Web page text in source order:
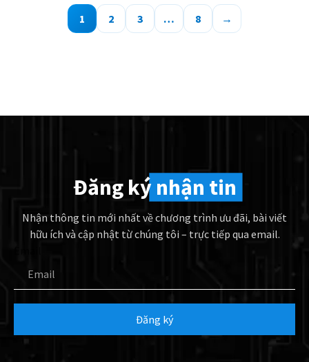
1 2 3 … 8 →
Đăng ký nhận tin
Nhận thông tin mới nhất về chương trình ưu đãi, bài viết
hữu ích và cập nhật từ chúng tôi – trực tiếp qua email.
Đăng ký